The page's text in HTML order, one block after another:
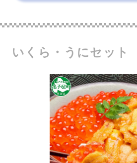
いくら・うにセット